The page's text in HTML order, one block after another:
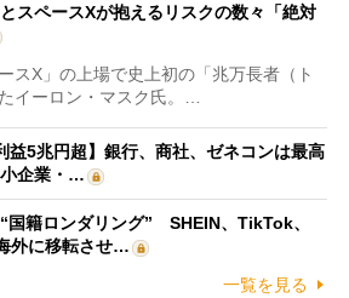
スペースXが抱えるリスクの数々「絶対
スX」の上場で史上初の「兆万長者（ト
イーロン・マスク氏。…
益5兆円超】銀行、商社、ゼネコンは最高
企業・…
国籍ロンダリング” SHEIN、TikTok、
外に移転させ…
一覧を見る